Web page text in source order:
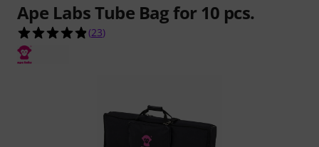
Ape Labs Tube Bag for 10 pcs.
4.9 von 5 Sternen aus 23 Kundenbewertungen
(23)